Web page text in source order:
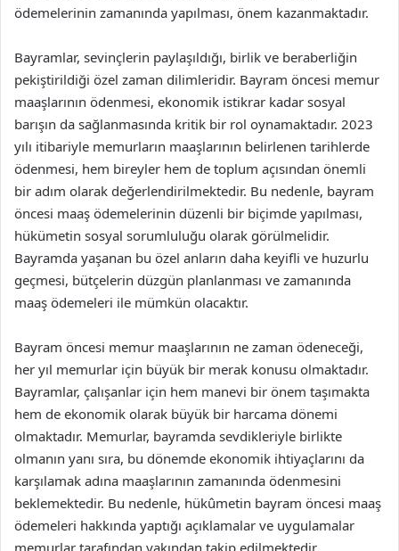
ödemelerinin zamanında yapılması, önem kazanmaktadır.
Bayramlar, sevinçlerin paylaşıldığı, birlik ve beraberliğin
pekiştirildiği özel zaman dilimleridir. Bayram öncesi memur
maaşlarının ödenmesi, ekonomik istikrar kadar sosyal
barışın da sağlanmasında kritik bir rol oynamaktadır. 2023
yılı itibariyle memurların maaşlarının belirlenen tarihlerde
ödenmesi, hem bireyler hem de toplum açısından önemli
bir adım olarak değerlendirilmektedir. Bu nedenle, bayram
öncesi maaş ödemelerinin düzenli bir biçimde yapılması,
hükümetin sosyal sorumluluğu olarak görülmelidir.
Bayramda yaşanan bu özel anların daha keyifli ve huzurlu
geçmesi, bütçelerin düzgün planlanması ve zamanında
maaş ödemeleri ile mümkün olacaktır.
Bayram öncesi memur maaşlarının ne zaman ödeneceği,
her yıl memurlar için büyük bir merak konusu olmaktadır.
Bayramlar, çalışanlar için hem manevi bir önem taşımakta
hem de ekonomik olarak büyük bir harcama dönemi
olmaktadır. Memurlar, bayramda sevdikleriyle birlikte
olmanın yanı sıra, bu dönemde ekonomik ihtiyaçlarını da
karşılamak adına maaşlarının zamanında ödenmesini
beklemektedir. Bu nedenle, hükûmetin bayram öncesi maaş
ödemeleri hakkında yaptığı açıklamalar ve uygulamalar
memurlar tarafından yakından takip edilmektedir.